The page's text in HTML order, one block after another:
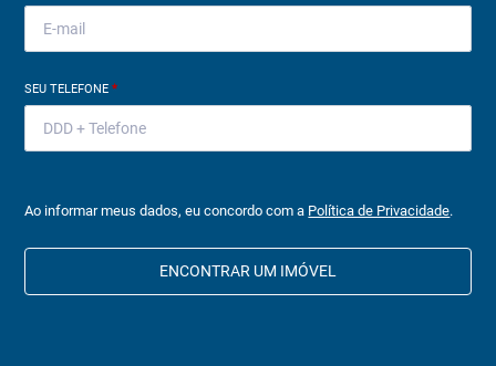
SEU TELEFONE*
Ao informar meus dados, eu concordo com a Política de Privacidade.
ENCONTRAR UM IMÓVEL